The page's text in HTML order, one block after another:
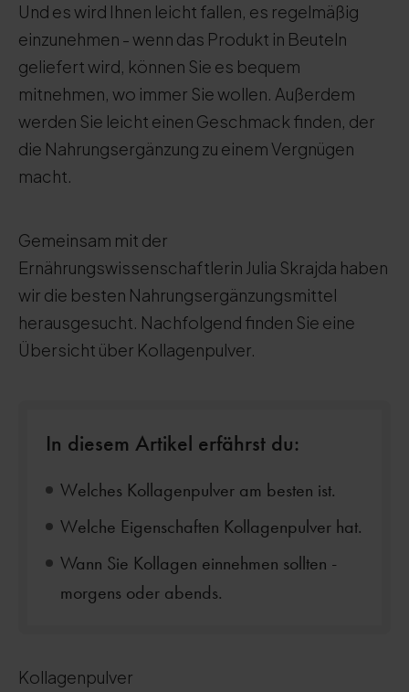
Und es wird Ihnen leicht fallen, es regelmäßig
einzunehmen - wenn das Produkt in Beuteln
geliefert wird, können Sie es bequem
mitnehmen, wo immer Sie wollen. Außerdem
werden Sie leicht einen Geschmack finden, der
die Nahrungsergänzung zu einem Vergnügen
macht.
Gemeinsam mit der
Ernährungswissenschaftlerin Julia Skrajda haben
wir die besten Nahrungsergänzungsmittel
herausgesucht. Nachfolgend finden Sie eine
Übersicht über Kollagenpulver.
In diesem Artikel erfährst du:
Welches Kollagenpulver am besten ist.
Welche Eigenschaften Kollagenpulver hat.
Wann Sie Kollagen einnehmen sollten -
morgens oder abends.
Kollagenpulver